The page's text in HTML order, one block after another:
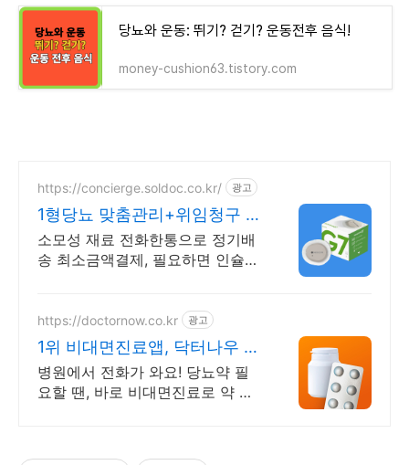
당뇨와 운동: 뛰기? 걷기? 운동전후 음식!
money-cushion63.tistory.com
https://concierge.soldoc.co.kr/ 광고
1형당뇨 맞춤관리+위임청구 재
처방 주기 무료알림
소모성 재료 전화한통으로 정기배
송 최소금액결제, 필요하면 인슐린
https://doctornow.co.kr 광고
1위 비대면진료앱, 닥터나우 앱
다운로드 800만 돌파!
병원에서 전화가 와요! 당뇨약 필
요할 땐, 바로 비대면진료로 약 처